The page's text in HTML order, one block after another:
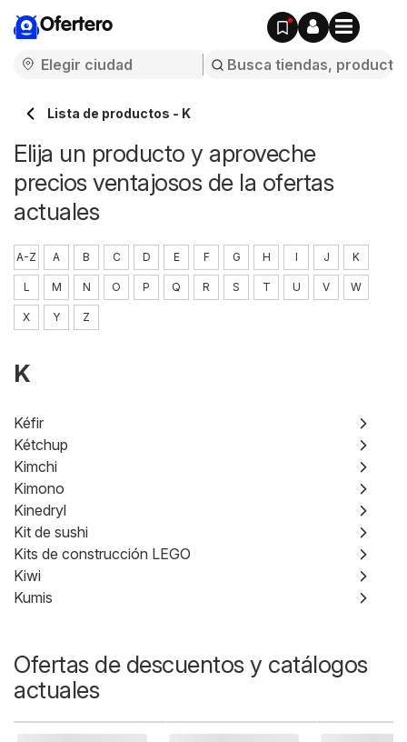
Ofertero
Lista de productos - K
Elija un producto y aproveche
precios ventajosos de la ofertas
actuales
A-Z A B C D E F G H I J K
L M N O P Q R S T U V W
X Y Z
K
Kéfir
Kétchup
Kimchi
Kimono
Kinedryl
Kit de sushi
Kits de construcción LEGO
Kiwi
Kumis
Ofertas de descuentos y catálogos
actuales